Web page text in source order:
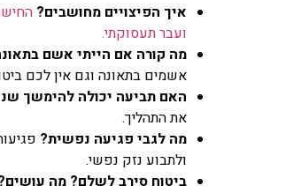
איך הפיצויים מחושבים?
ועבר תעסוקתי.
מה קורה אם הייתי אשם
אשמים בתאונה וגם אין לכם
האם תביעה יכולה להימשך
את התהליך.
מה לגבי פגיעה נפשית?
ולתבוע נזק נפשי.
ביטוח סירב לשלם? מה